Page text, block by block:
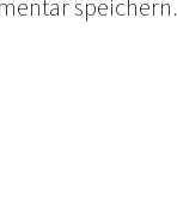
speichern.